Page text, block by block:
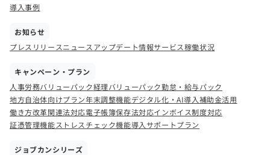
導入事例
お知らせ
プレスリリースニュース アップデート情報サービス稼働状況
キャンペーン・プラン
人事労務バリューパック経理バリューパック勤怠・給与パック
地方自治体向けプラン年末調整機能デジタル化・AI導入補助金活用
働き方改革関連法対応電子帳簿保存法対応インボイス制度対応
証憑管理機能ストレスチェック機能導入サポートプラン
ジョブカンシリーズ